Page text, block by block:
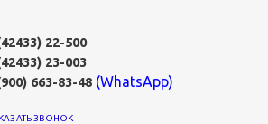
22-500
23-003
663-83-48 (WhatsApp)
ЗВОНОК